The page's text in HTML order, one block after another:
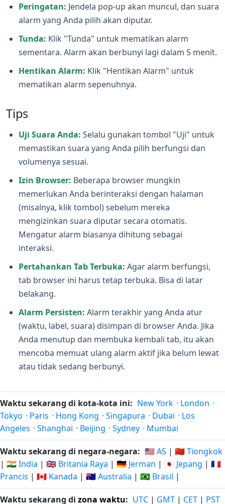
Peringatan: Jendela pop‑up akan muncul, dan suara
alarm yang Anda pilih akan diputar.
Tunda: Klik "Tunda" untuk mematikan alarm
sementara. Alarm akan berbunyi lagi dalam 5 menit.
Hentikan Alarm: Klik "Hentikan Alarm" untuk
mematikan alarm sepenuhnya.
Tips
Uji Suara Anda: Selalu gunakan tombol "Uji" untuk
memastikan suara yang Anda pilih berfungsi dan
volumenya sesuai.
Izin Browser: Beberapa browser mungkin
memerlukan Anda berinteraksi dengan halaman
(misalnya, klik tombol) sebelum mereka
mengizinkan suara diputar secara otomatis.
Mengatur alarm biasanya dihitung sebagai
interaksi.
Pertahankan Tab Terbuka: Agar alarm berfungsi,
tab browser ini harus tetap terbuka. Bisa di latar
belakang.
Alarm Persisten: Alarm terakhir yang Anda atur
(waktu, label, suara) disimpan di browser Anda. Jika
Anda menutup dan membuka kembali tab, itu akan
mencoba memuat ulang alarm aktif jika belum lewat
atau tidak sedang berbunyi.
Waktu sekarang di kota-kota ini: New York · London ·
Tokyo · Paris · Hong Kong · Singapura · Dubai · Los
Angeles · Shanghai · Beijing · Sydney · Mumbai
Waktu sekarang di negara-negara: 🇺🇸 AS | 🇨🇳 Tiongkok
| 🇮🇳 India | 🇬🇧 Britania Raya | 🇩🇪 Jerman | 🇯🇵 Jepang | 🇫🇷
Prancis | 🇨🇦 Kanada | 🇦🇺 Australia | 🇧🇷 Brasil |
Waktu sekarang di zona waktu: UTC | GMT | CET | PST